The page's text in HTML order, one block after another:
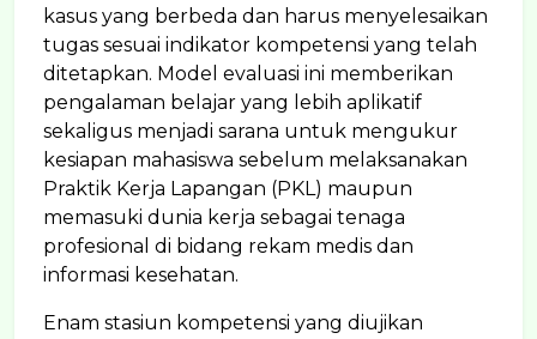
kasus yang berbeda dan harus menyelesaikan
tugas sesuai indikator kompetensi yang telah
ditetapkan. Model evaluasi ini memberikan
pengalaman belajar yang lebih aplikatif
sekaligus menjadi sarana untuk mengukur
kesiapan mahasiswa sebelum melaksanakan
Praktik Kerja Lapangan (PKL) maupun
memasuki dunia kerja sebagai tenaga
profesional di bidang rekam medis dan
informasi kesehatan.
Enam stasiun kompetensi yang diujikan